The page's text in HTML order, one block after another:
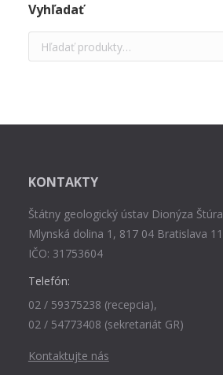
Vyhľadať
KONTAKTY
Štátny geologický ústav Dionýza Štúra
Mlynská dolina 1, 817 04 Bratislava 11
IČO: 31753604
Telefón:
02 / 59375238 (recepcia),
02 / 54773408 (sekretariát GR)
Kontaktujte nás